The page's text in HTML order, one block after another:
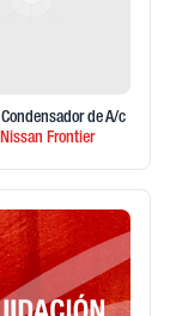
Condensador de A/c
Nissan Frontier